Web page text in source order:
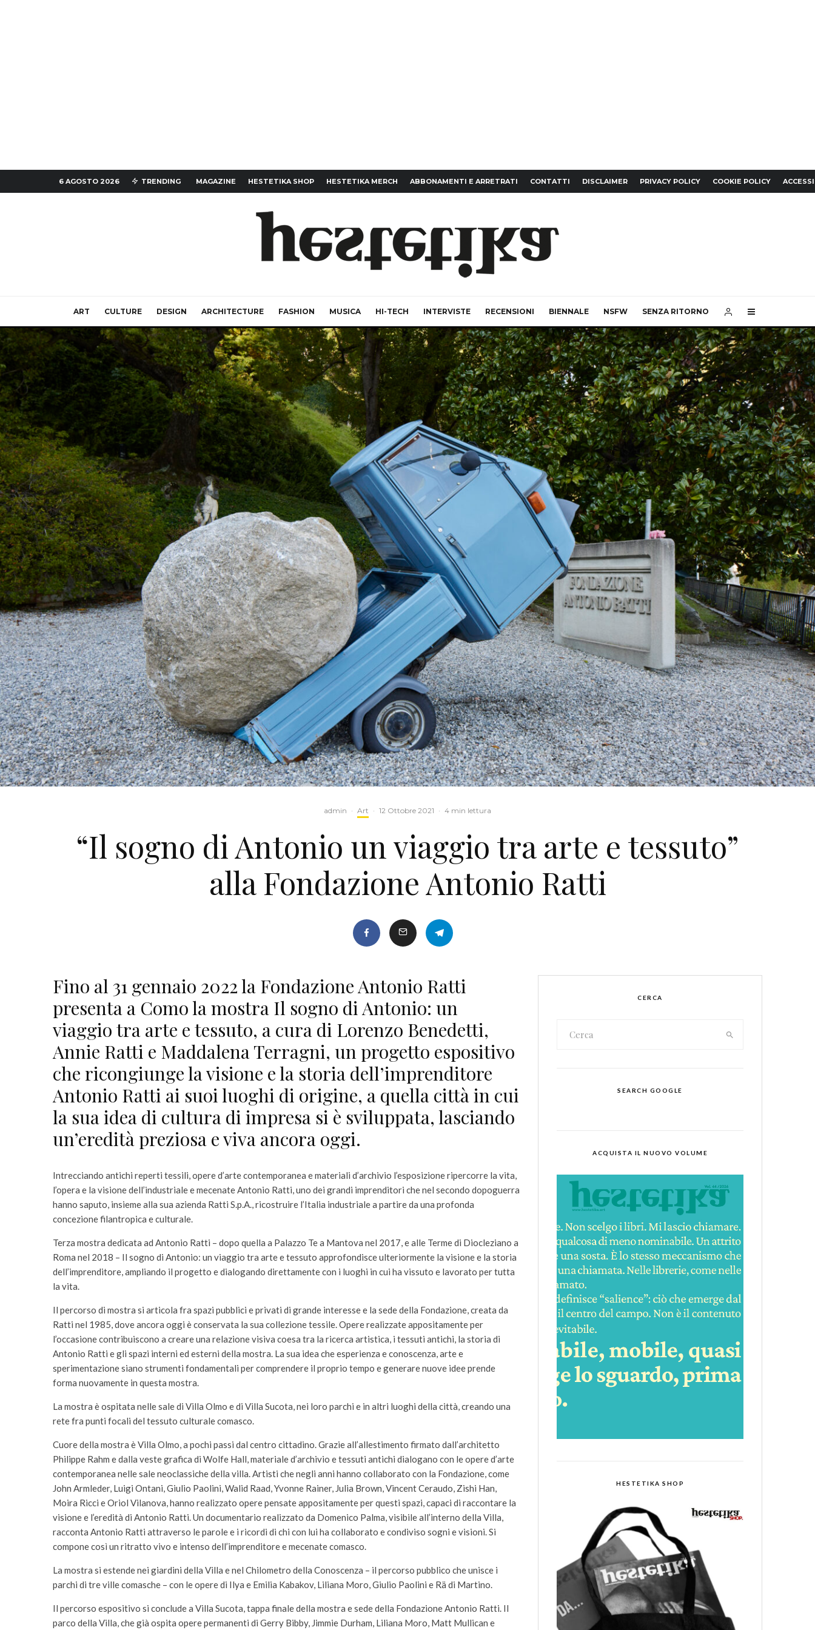
6 AGOSTO 2026 TRENDING MAGAZINE HESTETIKA SHOP HESTETIKA MERCH ABBONAMENTI E ARRETRATI CONTATTI DISCLAIMER PRIVACY POLICY COOKIE POLICY
ART CULTURE DESIGN ARCHITECTURE FASHION MUSICA HI-TECH INTERVISTE RECENSIONI BIENNALE NSFW SENZA RITORNO
admin · Art · 12 Ottobre 2021 · 4 min lettura
“Il sogno di Antonio un viaggio tra arte e tessuto”
alla Fondazione Antonio Ratti
Fino al 31 gennaio 2022 la Fondazione Antonio Ratti
presenta a Como la mostra Il sogno di Antonio: un
viaggio tra arte e tessuto, a cura di Lorenzo Benedetti,
Annie Ratti e Maddalena Terragni, un progetto espositivo
che ricongiunge la visione e la storia dell’imprenditore
Antonio Ratti ai suoi luoghi di origine, a quella città in cui
la sua idea di cultura di impresa si è sviluppata, lasciando
un’eredità preziosa e viva ancora oggi.
Intrecciando antichi reperti tessili, opere d’arte contemporanea e materiali d’archivio l’esposizione ripercorre la vita,
l’opera e la visione dell’industriale e mecenate Antonio Ratti, uno dei grandi imprenditori che nel secondo dopoguerra
hanno saputo, insieme alla sua azienda Ratti S.p.A., ricostruire l’Italia industriale a partire da una profonda
concezione filantropica e culturale.
Terza mostra dedicata ad Antonio Ratti – dopo quella a Palazzo Te a Mantova nel 2017, e alle Terme di Diocleziano a
Roma nel 2018 – Il sogno di Antonio: un viaggio tra arte e tessuto approfondisce ulteriormente la visione e la storia
dell’imprenditore, ampliando il progetto e dialogando direttamente con i luoghi in cui ha vissuto e lavorato per tutta
la vita.
Il percorso di mostra si articola fra spazi pubblici e privati di grande interesse e la sede della Fondazione, creata da
Ratti nel 1985, dove ancora oggi è conservata la sua collezione tessile. Opere realizzate appositamente per
l’occasione contribuiscono a creare una relazione visiva coesa tra la ricerca artistica, i tessuti antichi, la storia di
Antonio Ratti e gli spazi interni ed esterni della mostra. La sua idea che esperienza e conoscenza, arte e
sperimentazione siano strumenti fondamentali per comprendere il proprio tempo e generare nuove idee prende
forma nuovamente in questa mostra.
La mostra è ospitata nelle sale di Villa Olmo e di Villa Sucota, nei loro parchi e in altri luoghi della città, creando una
rete fra punti focali del tessuto culturale comasco.
Cuore della mostra è Villa Olmo, a pochi passi dal centro cittadino. Grazie all’allestimento firmato dall’architetto
Philippe Rahm e dalla veste grafica di Wolfe Hall, materiale d’archivio e tessuti antichi dialogano con le opere d’arte
contemporanea nelle sale neoclassiche della villa. Artisti che negli anni hanno collaborato con la Fondazione, come
John Armleder, Luigi Ontani, Giulio Paolini, Walid Raad, Yvonne Rainer, Julia Brown, Vincent Ceraudo, Zishi Han,
Moira Ricci e Oriol Vilanova, hanno realizzato opere pensate appositamente per questi spazi, capaci di raccontare la
visione e l’eredità di Antonio Ratti. Un documentario realizzato da Domenico Palma, visibile all’interno della Villa,
racconta Antonio Ratti attraverso le parole e i ricordi di chi con lui ha collaborato e condiviso sogni e visioni. Si
compone così un ritratto vivo e intenso dell’imprenditore e mecenate comasco.
La mostra si estende nei giardini della Villa e nel Chilometro della Conoscenza – il percorso pubblico che unisce i
parchi di tre ville comasche – con le opere di Ilya e Emilia Kabakov, Liliana Moro, Giulio Paolini e Rä di Martino.
Il percorso espositivo si conclude a Villa Sucota, tappa finale della mostra e sede della Fondazione Antonio Ratti. Il
parco della Villa, che già ospita opere permanenti di Gerry Bibby, Jimmie Durham, Liliana Moro, Matt Mullican e
CERCA
SEARCH GOOGLE
ACQUISTA IL NUOVO VOLUME
HESTETIKA SHOP